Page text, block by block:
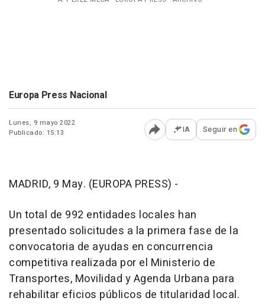
Europa Press Nacional
Lunes, 9 mayo 2022
Publicado: 15:13
Abrir opciones para
IA Seguir en
MADRID, 9 May. (EUROPA PRESS) -
Un total de 992 entidades locales han
presentado solicitudes a la primera fase de la
convocatoria de ayudas en concurrencia
competitiva realizada por el Ministerio de
Transportes, Movilidad y Agenda Urbana para
rehabilitar eficios públicos de titularidad local.